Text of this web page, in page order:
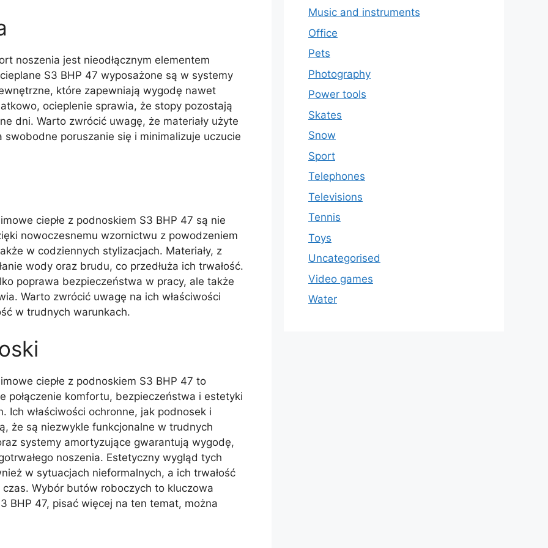
noszenia jest nieodłącznym elementem
S3 BHP 47 wyposażone są w systemy
które zapewniają wygodę nawet
ocieplenie sprawia, że stopy pozostają
dni. Warto zwrócić uwagę, że materiały użyte
poruszanie się i minimalizuje uczucie
ciepłe z podnoskiem S3 BHP 47 są nie
nowoczesnemu wzornictwu z powodzeniem
w codziennych stylizacjach. Materiały, z
wody oraz brudu, co przedłuża ich trwałość.
poprawa bezpieczeństwa w pracy, ale także
Warto zwrócić uwagę na ich właściwości
w trudnych warunkach.
ciepłe z podnoskiem S3 BHP 47 to
połączenie komfortu, bezpieczeństwa i estetyki
właściwości ochronne, jak podnosek i
że są niezwykle funkcjonalne w trudnych
systemy amortyzujące gwarantują wygodę,
noszenia. Estetyczny wygląd tych
w sytuacjach nieformalnych, a ich trwałość
Wybór butów roboczych to kluczowa
BHP 47, pisać więcej na ten temat, można
Music and instruments
Office
Pets
Photography
Power tools
Skates
Snow
Sport
Telephones
Televisions
Tennis
Toys
Uncategorised
Video games
Water